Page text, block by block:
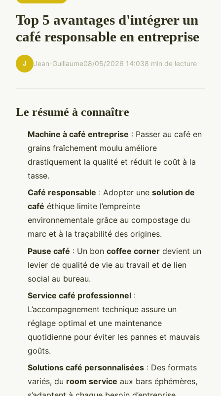
Top 5 avantages d'intégrer un
café responsable en entreprise
J Jean-Guillaume08/05/2026 14:038 min de lecture
Le résumé à connaître
Machine à café entreprise : Passer au café en
grains fraîchement moulu améliore
drastiquement la qualité et réduit le coût à la
tasse.
Café responsable : Adopter une solution de
café éthique limite l’empreinte
environnementale grâce au compostage du
marc et à la traçabilité des origines.
Pause café : Un bon coffee corner devient un
levier de qualité de vie au travail et de lien
social au bureau.
Service café professionnel :
L’accompagnement technique assure un
réglage optimal et une maintenance
quotidienne pour éviter les pannes et mauvais
goûts.
Solutions café personnalisées : Des formats
variés, du room service aux bars éphémères,